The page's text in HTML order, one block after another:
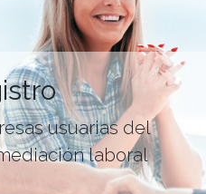
usuarias del
laboral